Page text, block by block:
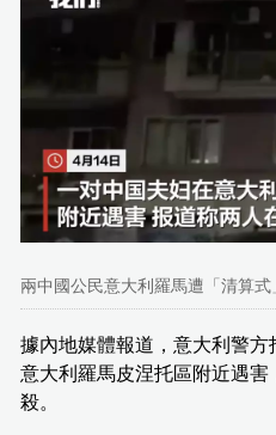
兩中國公民意大利羅馬遭「清算
據內地媒體報道，意大利警
意大利羅馬皮涅托區附近遇
殺。